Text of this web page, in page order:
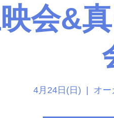
会&
4月24日(日) オ